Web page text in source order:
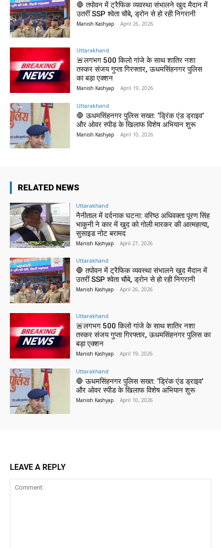
🛑 तपोवन में ट्रैफिक व्यवस्था संभालने खुद मैदान में
उतरीं SSP श्वेता चौबे, ड्रोन से हो रही निगरानी
Manish Kashyap - April 26, 2026
Uttarakhand
🚨लगभग 500 किलो गांजे के साथ शातिर नशा
तस्कर संजय गुप्ता गिरफ्तार, ऊधमसिंहनगर पुलिस
का बड़ा एक्शन
Manish Kashyap - April 19, 2026
Uttarakhand
🛑 ऊधमसिंहनगर पुलिस सख्त: ‘ड्रिंक एंड ड्राइव’
और ओवर स्पीड के खिलाफ विशेष अभियान शुरू
Manish Kashyap - April 10, 2026
RELATED NEWS
Uttarakhand
नैनीताल में दर्दनाक घटना: वरिष्ठ अधिवक्ता पूरण सिंह
भाकुनी ने कार में खुद को गोली मारकर की आत्महत्या,
सुसाइड नोट बरामद
Manish Kashyap - April 27, 2026
Uttarakhand
🛑 तपोवन में ट्रैफिक व्यवस्था संभालने खुद मैदान में
उतरीं SSP श्वेता चौबे, ड्रोन से हो रही निगरानी
Manish Kashyap - April 26, 2026
Uttarakhand
🚨लगभग 500 किलो गांजे के साथ शातिर नशा
तस्कर संजय गुप्ता गिरफ्तार, ऊधमसिंहनगर पुलिस का
बड़ा एक्शन
Manish Kashyap - April 19, 2026
Uttarakhand
🛑 ऊधमसिंहनगर पुलिस सख्त: ‘ड्रिंक एंड ड्राइव’
और ओवर स्पीड के खिलाफ विशेष अभियान शुरू
Manish Kashyap - April 10, 2026
LEAVE A REPLY